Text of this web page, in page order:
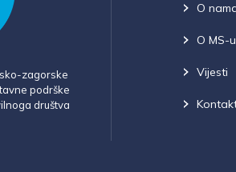
zagorske
podrške
društva
O
O MS-u
Vijesti